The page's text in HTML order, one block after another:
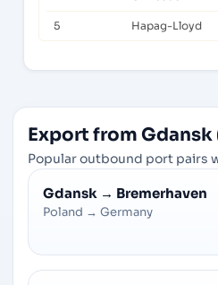
5 Hapag-Lloyd
Export from Gdansk
Popular outbound port pairs
Gdansk → Bremerhaven
Poland → Germany